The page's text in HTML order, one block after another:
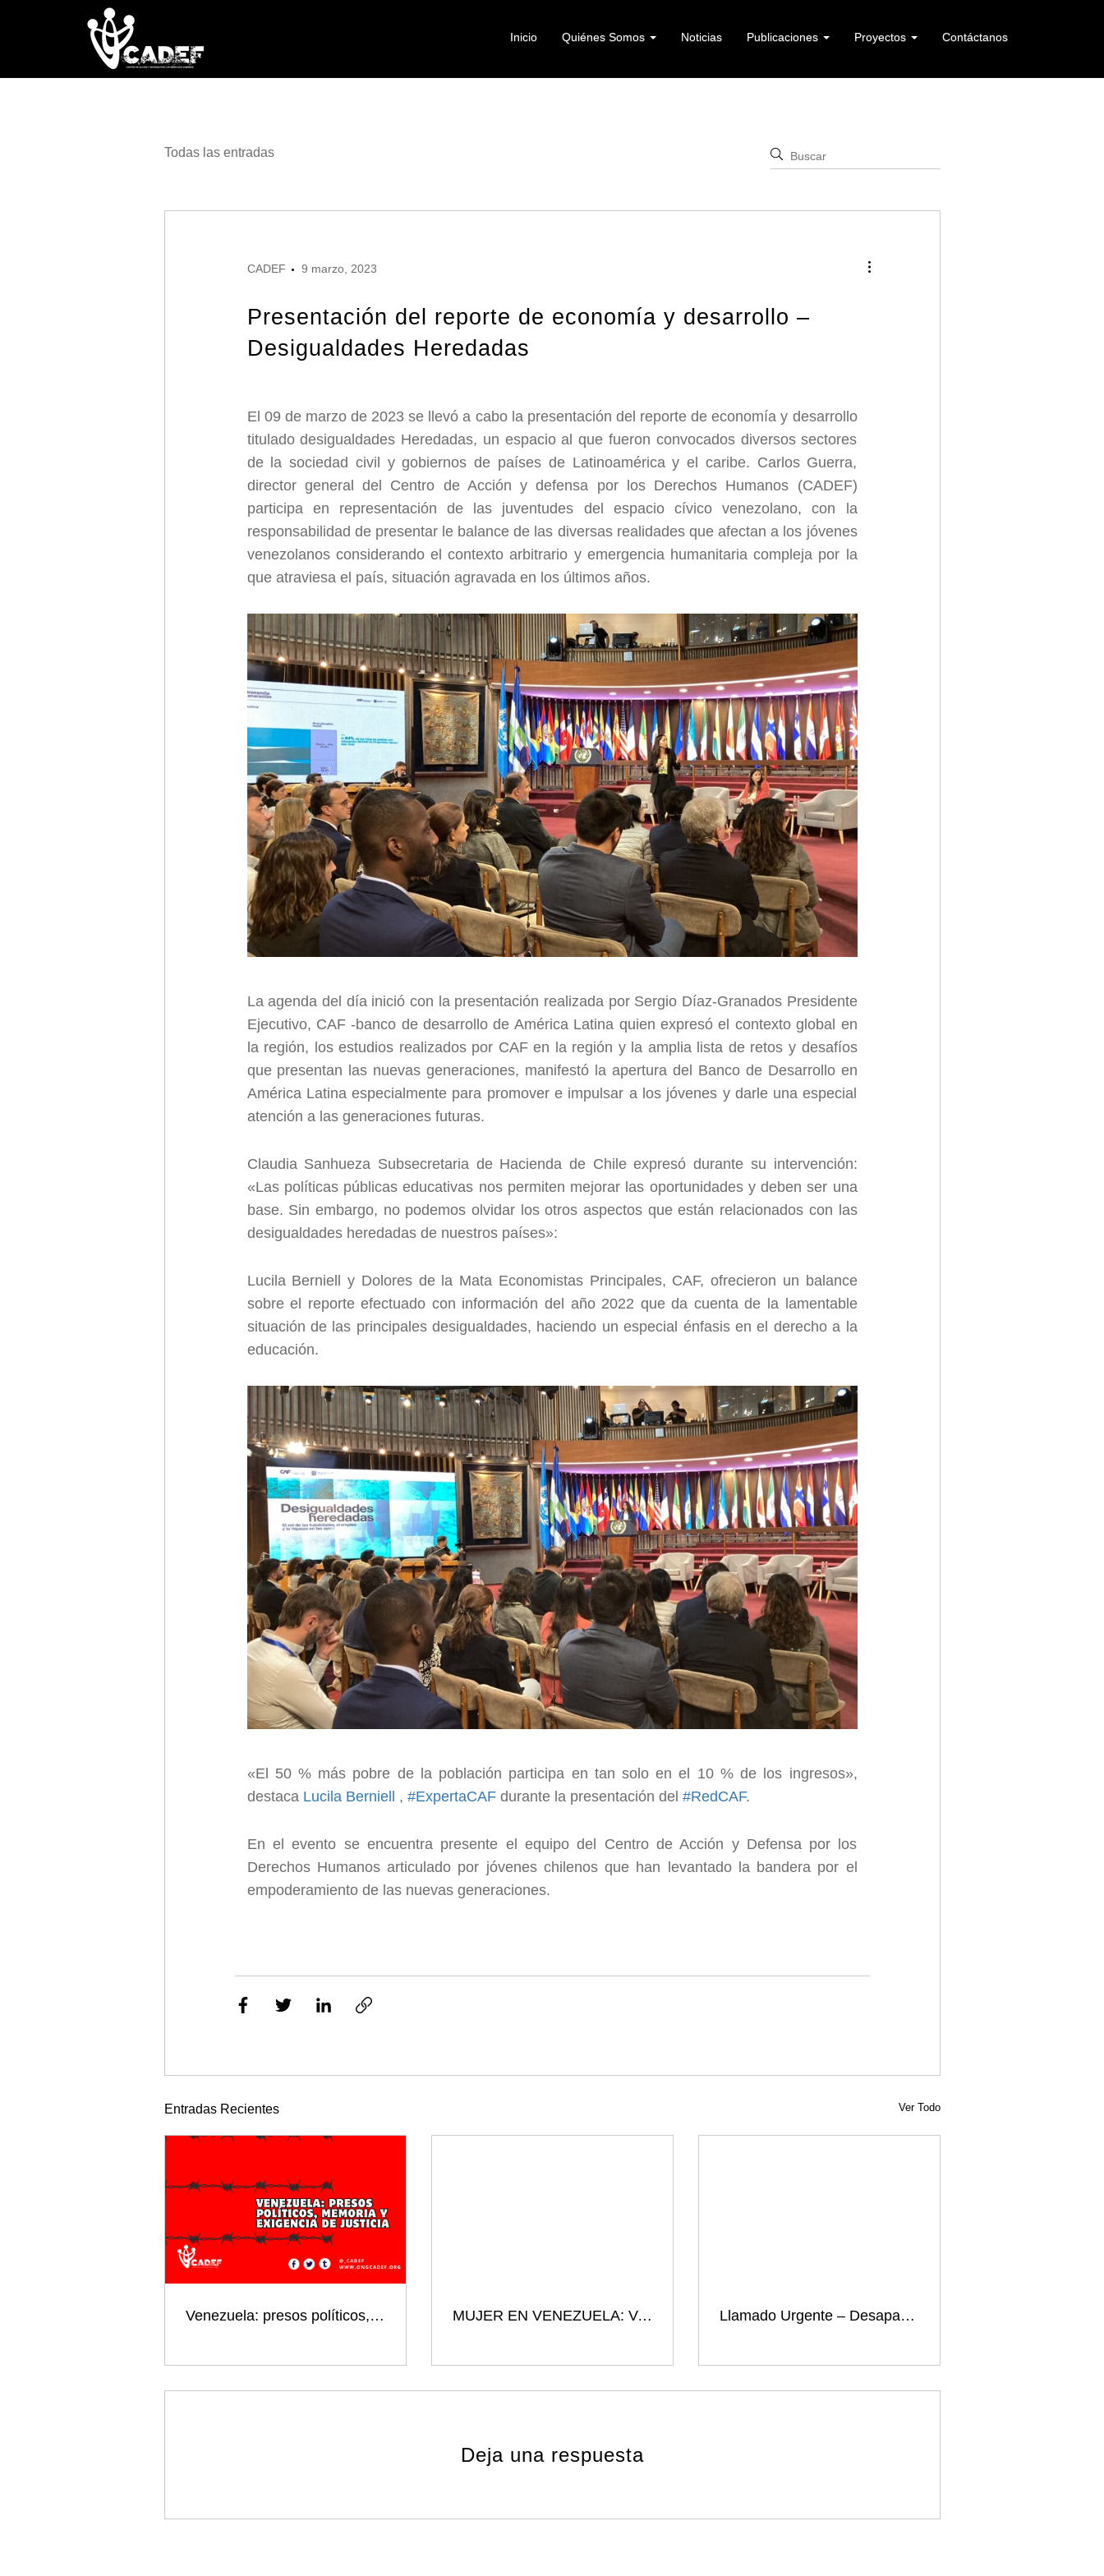
Inicio Quiénes Somos Noticias Publicaciones Proyectos Contáctanos
Todas las entradas
CADEF 9 marzo, 2023
Presentación del reporte de economía y desarrollo –
Desigualdades Heredadas
El 09 de marzo de 2023 se llevó a cabo la presentación del reporte de economía y desarrollo
titulado desigualdades Heredadas, un espacio al que fueron convocados diversos sectores
de la sociedad civil y gobiernos de países de Latinoamérica y el caribe. Carlos Guerra,
director general del Centro de Acción y defensa por los Derechos Humanos (CADEF)
participa en representación de las juventudes del espacio cívico venezolano, con la
responsabilidad de presentar le balance de las diversas realidades que afectan a los jóvenes
venezolanos considerando el contexto arbitrario y emergencia humanitaria compleja por la
que atraviesa el país, situación agravada en los últimos años.
La agenda del día inició con la presentación realizada por Sergio Díaz-Granados Presidente
Ejecutivo, CAF -banco de desarrollo de América Latina quien expresó el contexto global en
la región, los estudios realizados por CAF en la región y la amplia lista de retos y desafíos
que presentan las nuevas generaciones, manifestó la apertura del Banco de Desarrollo en
América Latina especialmente para promover e impulsar a los jóvenes y darle una especial
atención a las generaciones futuras.
Claudia Sanhueza Subsecretaria de Hacienda de Chile expresó durante su intervención:
«Las políticas públicas educativas nos permiten mejorar las oportunidades y deben ser una
base. Sin embargo, no podemos olvidar los otros aspectos que están relacionados con las
desigualdades heredadas de nuestros países»:
Lucila Berniell y Dolores de la Mata Economistas Principales, CAF, ofrecieron un balance
sobre el reporte efectuado con información del año 2022 que da cuenta de la lamentable
situación de las principales desigualdades, haciendo un especial énfasis en el derecho a la
educación.
«El 50 % más pobre de la población participa en tan solo en el 10 % de los ingresos»,
destaca Lucila Berniell , #ExpertaCAFdurante la presentación del #RedCAF.
En el evento se encuentra presente el equipo del Centro de Acción y Defensa por los
Derechos Humanos articulado por jóvenes chilenos que han levantado la bandera por el
empoderamiento de las nuevas generaciones.
Entradas Recientes Ver Todo
Venezuela: presos políticos, memoria y exigencia de justicia MUJER EN VENEZUELA: Vulnerabilidad, Persecución y un Llamado a la Justicia Llamado Urgente – Desaparición forzada del defensor Carlos Correa
Deja una respuesta